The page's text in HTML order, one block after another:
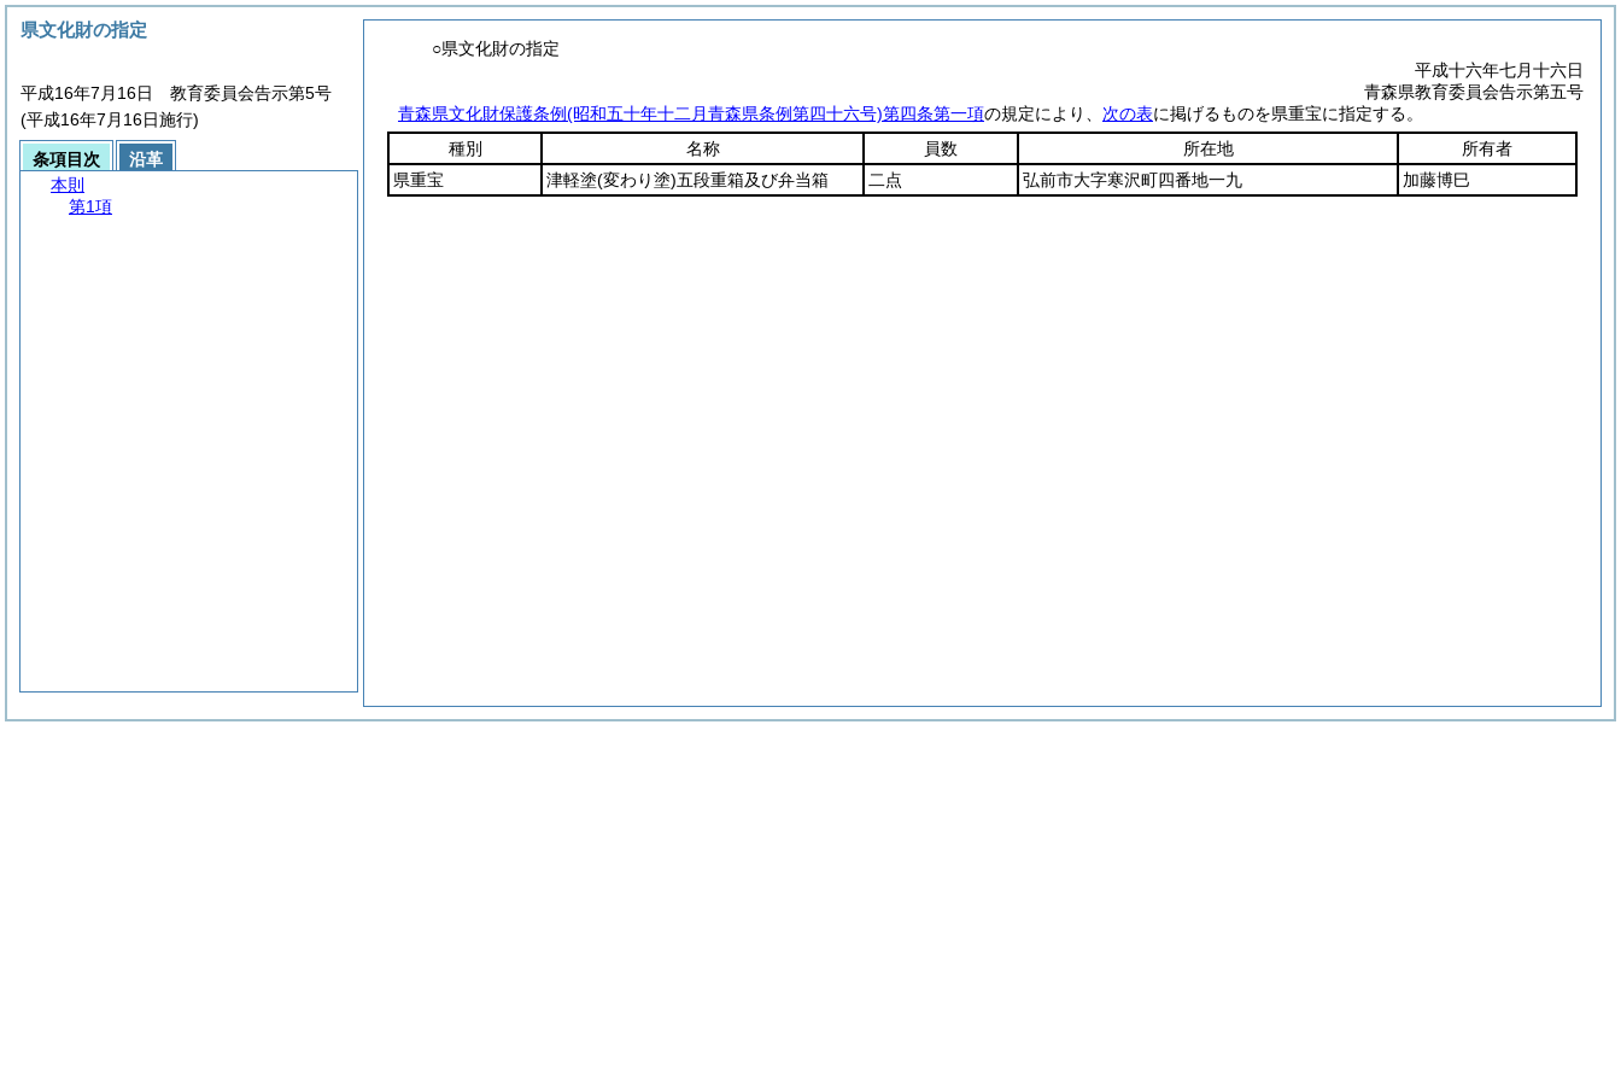
○県文化財の指定
平成十六年七月十六日
青森県教育委員会告示第五号
青森県文化財保護条例(昭和五十年十二月青森県条例第四十六号)第四条第一項の規定により、 次の表に掲げるものを県重宝に指定する。
種別
名称 員数 所在地
所有者
県重宝
津軽塗(変わり塗)五段重箱及び弁当箱 二点 弘前市大字寒沢町四番地一九 加藤博巳
県文化財の指定
平成16年7月16日 教育委員会告示第5号
(平成16年7月16日施行)
条項目次
沿革
本則
第1項